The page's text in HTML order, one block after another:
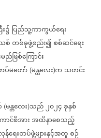
၌ ပြည်သူ့ကာကွယ်ရေး
စ်တစ်ခုဖွဲ့စည်း၍စစ်ဆင်ရေး
ည်ဖြစ်ကြောင်း
မတော် (မန္တလေး)က သတင်း
(မန္တလေး)သည်၂၀၂၄ခုနှစ်
ာင်စီအားအထိနာစေသည့်
ေးတပ်ဖွဲ့များနှင့်အတူစဉ်